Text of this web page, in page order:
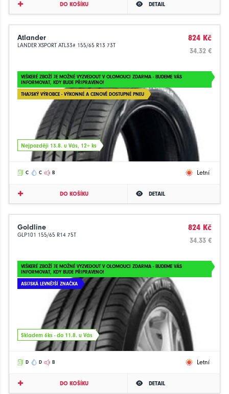
DO KOŠÍKU DETAIL
Atlander
LANDER XSPORT ATL33# 155/65 R13 73T
824 Kč
34.32 €
VEŠKERÉ ZBOŽÍ JE MOŽNÉ VYZVEDOUT V OLOMOUCI ZDARMA - BUDEME VÁS
INFORMOVAT, KDY BUDE PŘIPRAVENO!
THAJSKÝ VÝROBCE - VÝKONNÉ A CENOVĚ DOSTUPNÉ PNEU
Nejpozději 13.8. u Vás, 12+ ks
C C B Letní
DO KOŠÍKU DETAIL
Goldline
GLP101 155/65 R14 75T
824 Kč
34.33 €
VEŠKERÉ ZBOŽÍ JE MOŽNÉ VYZVEDOUT V OLOMOUCI ZDARMA - BUDEME VÁS
INFORMOVAT, KDY BUDE PŘIPRAVENO!
ASIJSKÁ LEVNĚJŠÍ ZNAČKA
Skladem 6ks - do 11.8. u Vás
D D B Letní
DO KOŠÍKU DETAIL